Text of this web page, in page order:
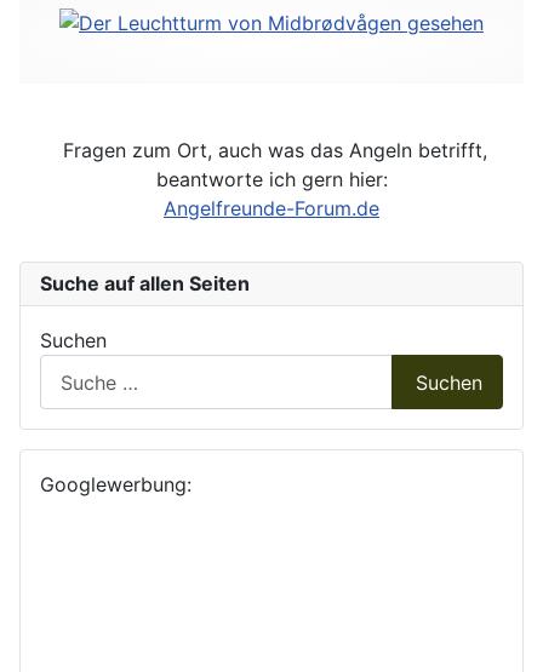
Fragen zum Ort, auch was das Angeln betrifft,
beantworte ich gern hier:
Angelfreunde-Forum.de
Suche auf allen Seiten
Suchen
Suchen
Googlewerbung: